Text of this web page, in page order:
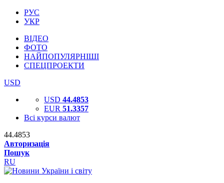
РУС
УКР
ВІДЕО
ФОТО
НАЙПОПУЛЯРНІШІ
СПЕЦПРОЕКТИ
USD
USD 44.4853
EUR 51.3357
Всі курси валют
44.4853
Авторизація
Пошук
RU